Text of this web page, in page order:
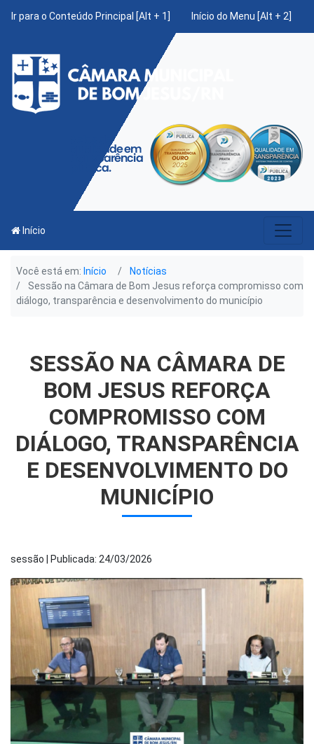
Ir para o Conteúdo Principal [Alt + 1] Início do Menu [Alt + 2]
Início
Você está em: Início
Notícias
Sessão na Câmara de Bom Jesus reforça compromisso com
diálogo, transparência e desenvolvimento do município
SESSÃO NA CÂMARA DE
BOM JESUS REFORÇA
COMPROMISSO COM
DIÁLOGO, TRANSPARÊNCIA
E DESENVOLVIMENTO DO
MUNICÍPIO
sessão | Publicada: 24/03/2026